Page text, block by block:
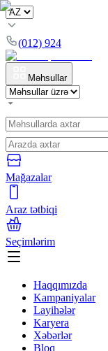
(012) 924
Məhsullar
Mağazalar
Araz tətbiqi
Seçimlərim
Haqqımızda
Kampaniyalar
Layihələr
Karyera
Xəbərlər
Bloq